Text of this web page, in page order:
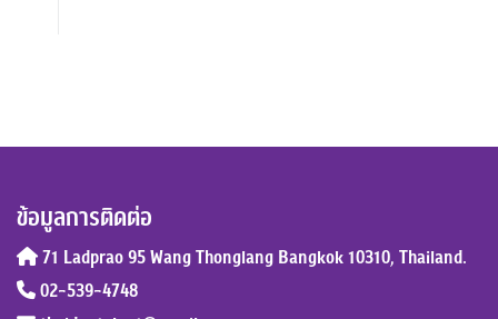
ข้อมูลการติดต่อ
71 Ladprao 95 Wang Thonglang Bangkok 10310, Thailand.
02-539-4748